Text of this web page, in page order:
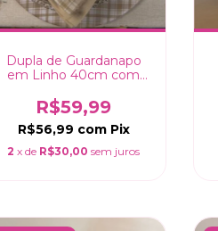
Dupla de Guardanapo
em Linho 40cm com
Orelhinhas Coelho - 4
peças
R$59,99
R$56,99 com Pix
2 x de R$30,00 sem juros